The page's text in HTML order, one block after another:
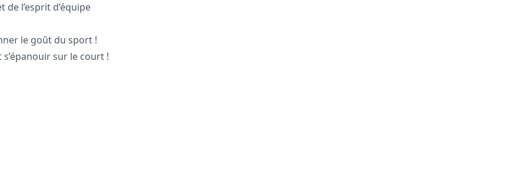
l’esprit d’équipe
le goût du sport !
sur le court !